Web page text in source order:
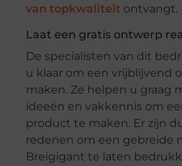
van topkwaliteit ontvangt.
Laat een gratis ontwerp
De specialisten van dit
u klaar om een vrijblijvend
maken. Ze helpen u graag
ideeën en vakkennis om
product te maken. Er zijn
redenen om een gebreide
Breigigant te laten